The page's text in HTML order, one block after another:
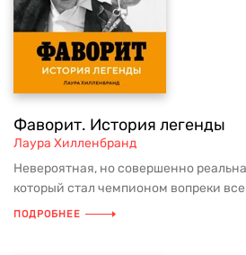
Фаворит. История легенды
Лаура Хилленбранд
Невероятная, но совершенно
который стал чемпионом вопреки
ПОДРОБНЕЕ